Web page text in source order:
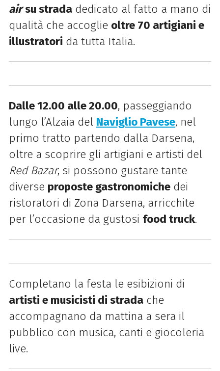
air su stradadedicato al fatto a mano di
qualità che accoglie oltre 70 artigiani e
illustratori da tutta Italia.
Dalle 12.00 alle 20.00, passeggiando
lungo l’Alzaia del Naviglio Pavese, nel
primo tratto partendo dalla Darsena,
oltre a scoprire gli artigiani e artisti del
Red Bazar, si possono gustare tante
diverse proposte gastronomichedei
ristoratori di Zona Darsena, arricchite
per l’occasione da gustosi food truck.
Completano la festa le esibizioni di
artisti e musicisti di stradache
accompagnano da mattina a sera il
pubblico con musica, canti e giocoleria
live.